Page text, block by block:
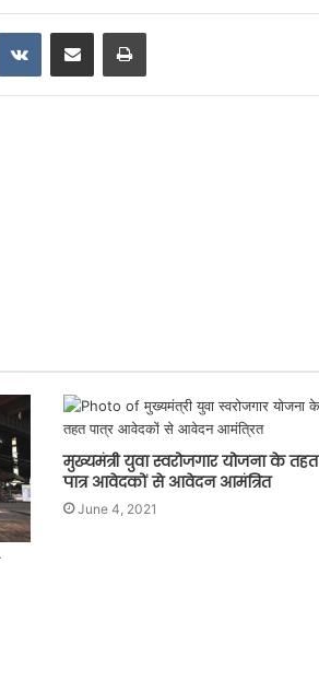
मुख्यमंत्री युवा स्वरोजगार योजना के तहत
पात्र आवेदकों से आवेदन आमंत्रित
June 4, 2021